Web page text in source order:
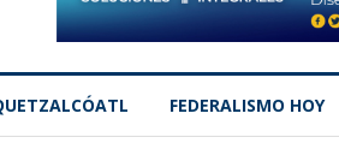
FEDERALISMO HOY